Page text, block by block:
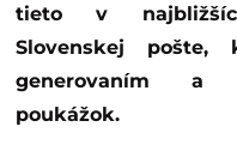
tieto v
Slovenskej pošte,
generovaním a
poukážok.